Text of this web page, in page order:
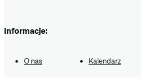
Informacje:
O nas Kalendarz